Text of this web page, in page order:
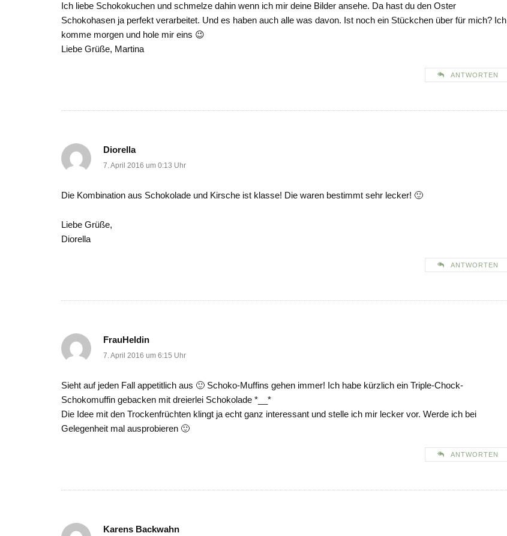
Ich liebe Schokokuchen und schmelze dahin wenn ich mir deine Bilder ansehe. Da hast du den Oster
Schokohasen ja perfekt verarbeitet. Und es haben auch alle was davon. Ist noch ein Stückchen über für mich? Ich
komme morgen und hole mir eins 😉
Liebe Grüße, Martina
ANTWORTEN
Diorella
7. April 2016 um 0:13 Uhr
Die Kombination aus Schokolade und Kirsche ist klasse! Die waren bestimmt sehr lecker! 🙂
Liebe Grüße,
Diorella
ANTWORTEN
FrauHeldin
7. April 2016 um 6:15 Uhr
Sieht auf jeden Fall appetitlich aus 🙂 Schoko-Muffins gehen immer! Ich habe kürzlich ein Triple-Chock-
Schokomuffin gebacken mit dreierlei Schokolade *__*
Die Idee mit den Trockenfrüchten klingt ja echt ganz interessant und stelle ich mir lecker vor. Werde ich bei
Gelegenheit mal ausprobieren 🙂
ANTWORTEN
Karens Backwahn